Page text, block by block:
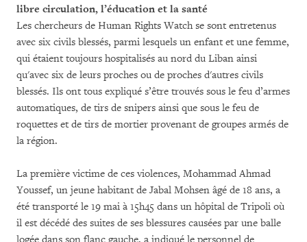
libre circulation, l’éducation et la santé
Les chercheurs de Human Rights Watch se sont entretenus
avec six civils blessés, parmi lesquels un enfant et une femme,
qui étaient toujours hospitalisés au nord du Liban ainsi
qu'avec six de leurs proches ou de proches d'autres civils
blessés. Ils ont tous expliqué s’être trouvés sous le feu d’armes
automatiques, de tirs de snipers ainsi que sous le feu de
roquettes et de tirs de mortier provenant de groupes armés de
la région.
La première victime de ces violences, Mohammad Ahmad
Youssef, un jeune habitant de Jabal Mohsen âgé de 18 ans, a
été transporté le 19 mai à 15h45 dans un hôpital de Tripoli où
il est décédé des suites de ses blessures causées par une balle